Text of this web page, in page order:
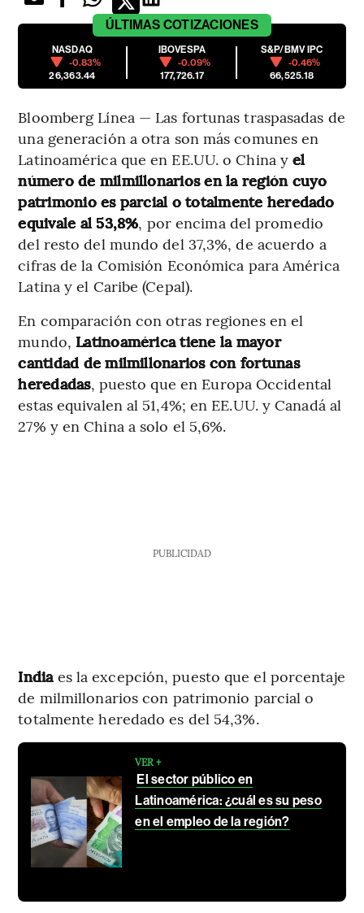
ÚLTIMAS COTIZACIONES
NASDAQ
-0.83%
26,363.44
IBOVESPA
-0.09%
177,726.17
S&P/BMV IPC
-0.46%
66,525.18
Bloomberg Línea — Las fortunas traspasadas de
una generación a otra son más comunes en
Latinoamérica que en EE.UU. o China yel
número de milmillonarios en la región cuyo
patrimonio es parcial o totalmente heredado
equivale al 53,8%, por encima del promedio
del resto del mundo del 37,3%, de acuerdo a
cifras de la Comisión Económica para América
Latina y el Caribe (Cepal).
En comparación con otras regiones en el
mundo, Latinoamérica tiene la mayor
cantidad de milmillonarios con fortunas
heredadas, puesto que en Europa Occidental
estas equivalen al 51,4%; en EE.UU. y Canadá al
27% y en China a solo el 5,6%.
PUBLICIDAD
Indiaes la excepción, puesto que el porcentaje
de milmillonarios con patrimonio parcial o
totalmente heredado es del 54,3%.
VER +
El sector público en
Latinoamérica: ¿cuál es su peso
en el empleo de la región?